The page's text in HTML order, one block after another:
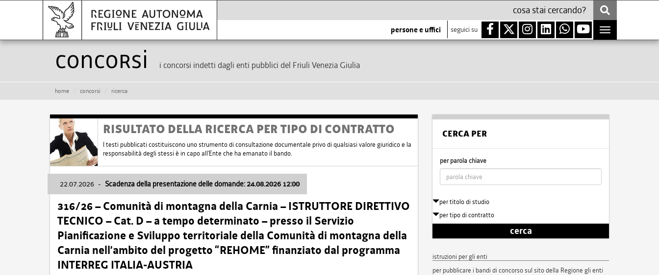
persone e uffici seguici su
Toggle
navigation
Concorsi i concorsi indetti dagli enti pubblici del Friuli Venezia Giulia
home concorsi ricerca
RISULTATO DELLA RICERCA PER TIPO DI CONTRATTO
I testi pubblicati costituiscono uno strumento di consultazione documentale privo di qualsiasi valore giuridico e la
responsabilità degli stessi è in capo all'Ente che ha emanato il bando.
22.07.2026 - Scadenza della presentazione delle domande: 24.08.2026 12:00
316/26 – Comunità di montagna della Carnia – ISTRUTTORE DIRETTIVO
TECNICO – Cat. D – a tempo determinato – presso il Servizio
Pianificazione e Sviluppo territoriale della Comunità di montagna della
Carnia nell’ambito del progetto “REHOME” finanziato dal programma
INTERREG ITALIA-AUSTRIA
CERCA PER
per parola chiave
per titolo di studio
per tipo di contratto
cerca
istruzioni per gli enti
per pubblicare i bandi di concorso sul sito della Regione gli enti